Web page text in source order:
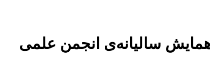
سالیانه‌ی انجمن علمی